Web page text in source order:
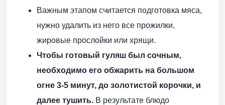
Важным этапом считается подготовка мяса,
нужно удалить из него все прожилки,
жировые прослойки или хрящи.
Чтобы готовый гуляш был сочным,
необходимо его обжарить на большом
огне 3-5 минут, до золотистой корочки, и
далее тушить. В результате блюдо